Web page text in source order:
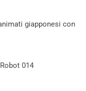
giapponesi con
014